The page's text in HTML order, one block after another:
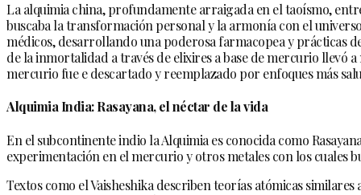
La alquimia china, profundamente arraigada en el taoísmo,
buscaba la transformación personal y la armonía con el
médicos, desarrollando una poderosa farmacopea y prácticas
de la inmortalidad a través de elixires a base de mercurio llevó
mercurio fue e descartado y reemplazado por enfoques más
Alquimia India: Rasayana, el néctar de la vida
En el subcontinente indio la Alquimia es conocida como
experimentación en el mercurio y otros metales con los
Textos como el Vaisheshika describen teorías atómicas